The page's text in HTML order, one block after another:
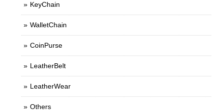
KeyChain
WalletChain
CoinPurse
LeatherBelt
LeatherWear
Others